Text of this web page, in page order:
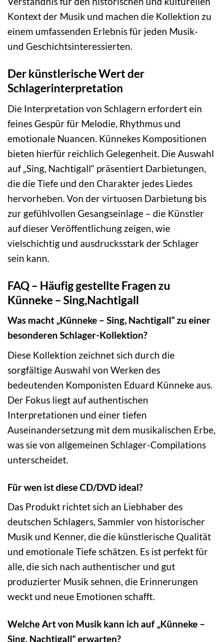
Kontext der Musik und machen die Kollektion zu
einem umfassenden Erlebnis für jeden Musik-
und Geschichtsinteressierten.
Der künstlerische Wert der
Schlagerinterpretation
Die Interpretation von Schlagern erfordert ein
feines Gespür für Melodie, Rhythmus und
emotionale Nuancen. Künnekes Kompositionen
bieten hierfür reichlich Gelegenheit. Die Auswahl
auf „Sing, Nachtigall“ präsentiert Darbietungen,
die die Tiefe und den Charakter jedes Liedes
hervorheben. Von der virtuosen Darbietung bis
zur gefühlvollen Gesangseinlage – die Künstler
auf dieser Veröffentlichung zeigen, wie
vielschichtig und ausdrucksstark der Schlager
sein kann.
FAQ – Häufig gestellte Fragen zu
Künneke – Sing,Nachtigall
Was macht „Künneke – Sing, Nachtigall“ zu einer
besonderen Schlager-Kollektion?
Diese Kollektion zeichnet sich durch die
sorgfältige Auswahl von Werken des
bedeutenden Komponisten Eduard Künneke aus.
Der Fokus liegt auf authentischen
Interpretationen und einer tiefen
Auseinandersetzung mit dem musikalischen Erbe,
was sie von allgemeinen Schlager-Compilations
unterscheidet.
Für wen ist diese CD/DVD ideal?
Das Produkt richtet sich an Liebhaber des
deutschen Schlagers, Sammler von historischer
Musik und Kenner, die die künstlerische Qualität
und emotionale Tiefe schätzen. Es ist perfekt für
alle, die sich nach authentischer und gut
produzierter Musik sehnen, die Erinnerungen
weckt und neue Emotionen schafft.
Welche Art von Musik kann ich auf „Künneke –
Sing, Nachtigall“ erwarten?